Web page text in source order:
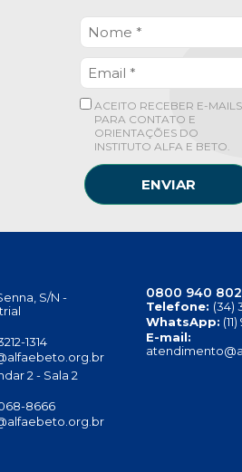
ACEITO RECEBER E-MAILS
PARA CONTATO E
ORIENTAÇÕES DO
INSTITUTO ALFA E BETO.
ENVIAR
S/N -
1314
2 - Sala 2
8666
0800 940
Telefone: (34)
WhatsApp:
E-mail: